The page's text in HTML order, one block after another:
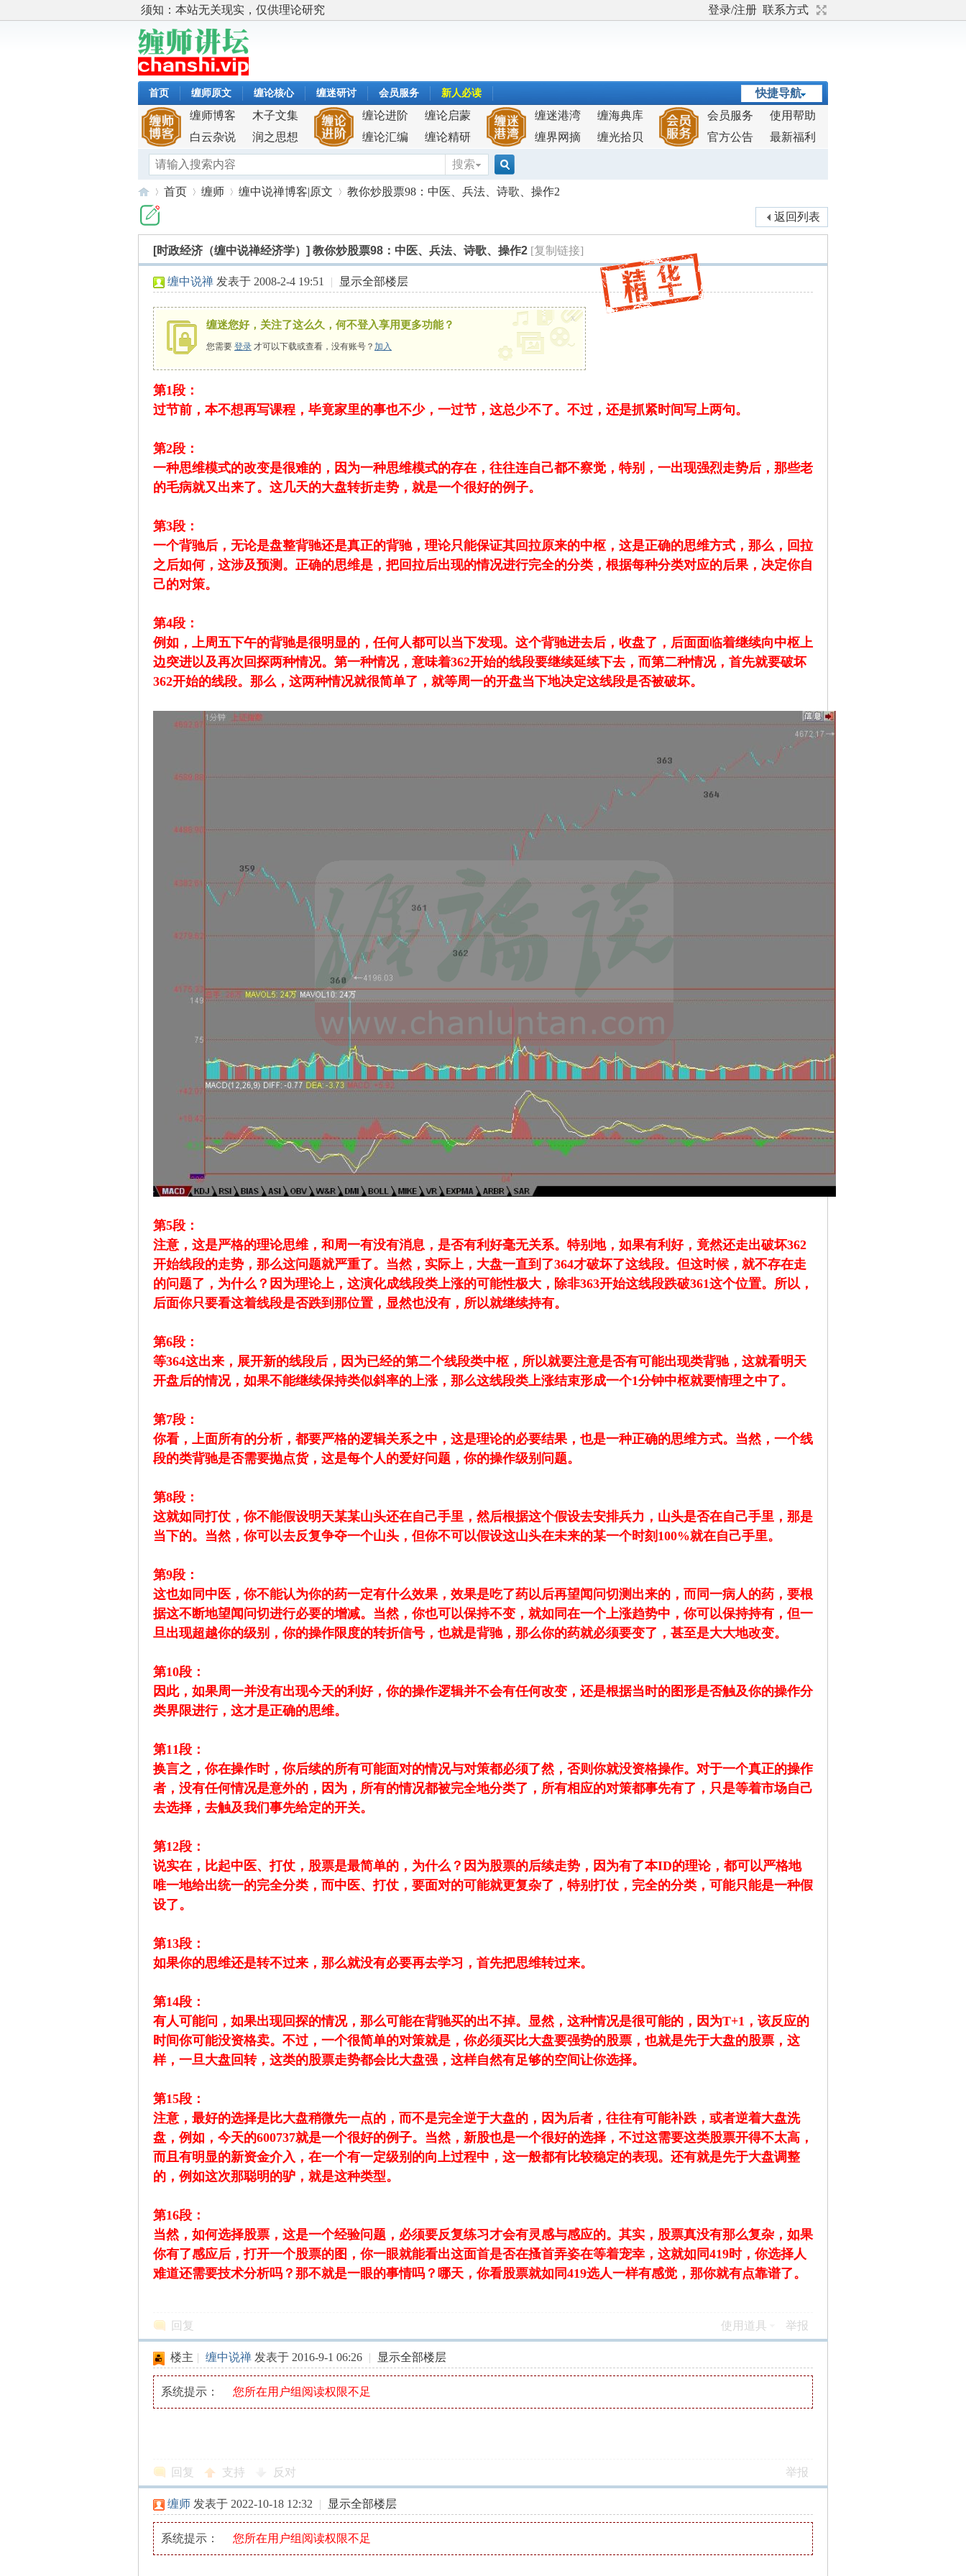
须知：本站无关现实，仅供理论研究 登录/注册 联系方式
快捷导航
首页 缠师原文 缠论核心 缠迷研讨 会员服务 新人必读
缠师博客
木子文集
白云杂说
润之思想
缠论进阶
缠论启蒙
缠论汇编
缠论精研
缠迷港湾
缠海典库
缠界网摘
缠光拾贝
会员服务
使用帮助
官方公告
最新福利
搜索
搜
索
首页
›
缠师
›
缠中说禅博客|原文
›
教你炒股票98：中医、兵法、诗歌、操作2
返回列表
[时政经济（缠中说禅经济学）] 教你炒股票98：中医、兵法、诗歌、操作2 [复制链接]
缠中说禅 发表于 2008-2-4 19:51 | 显示全部楼层
缠迷您好，关注了这么久，何不登入享用更多功能？
您需要 登录 才可以下载或查看，没有账号？ 加入
x
第1段：
过节前，本不想再写课程，毕竟家里的事也不少，一过节，这总少不了。不过，还是抓紧时间写上两句。
第2段：
一种思维模式的改变是很难的，因为一种思维模式的存在，往往连自己都不察觉，特别，一出现强烈走势后，那些老
的毛病就又出来了。这几天的大盘转折走势，就是一个很好的例子。
第3段：
一个背驰后，无论是盘整背驰还是真正的背驰，理论只能保证其回拉原来的中枢，这是正确的思维方式，那么，回拉
之后如何，这涉及预测。正确的思维是，把回拉后出现的情况进行完全的分类，根据每种分类对应的后果，决定你自
己的对策。
第4段：
例如，上周五下午的背驰是很明显的，任何人都可以当下发现。这个背驰进去后，收盘了，后面面临着继续向中枢上
边突进以及再次回探两种情况。第一种情况，意味着362开始的线段要继续延续下去，而第二种情况，首先就要破坏
362开始的线段。那么，这两种情况就很简单了，就等周一的开盘当下地决定这线段是否被破坏。
第5段：
注意，这是严格的理论思维，和周一有没有消息，是否有利好毫无关系。特别地，如果有利好，竟然还走出破坏362
开始线段的走势，那么这问题就严重了。当然，实际上，大盘一直到了364才破坏了这线段。但这时候，就不存在走
的问题了，为什么？因为理论上，这演化成线段类上涨的可能性极大，除非363开始这线段跌破361这个位置。所以，
后面你只要看这着线段是否跌到那位置，显然也没有，所以就继续持有。
第6段：
等364这出来，展开新的线段后，因为已经的第二个线段类中枢，所以就要注意是否有可能出现类背驰，这就看明天
开盘后的情况，如果不能继续保持类似斜率的上涨，那么这线段类上涨结束形成一个1分钟中枢就要情理之中了。
第7段：
你看，上面所有的分析，都要严格的逻辑关系之中，这是理论的必要结果，也是一种正确的思维方式。当然，一个线
段的类背驰是否需要抛点货，这是每个人的爱好问题，你的操作级别问题。
第8段：
这就如同打仗，你不能假设明天某某山头还在自己手里，然后根据这个假设去安排兵力，山头是否在自己手里，那是
当下的。当然，你可以去反复争夺一个山头，但你不可以假设这山头在未来的某一个时刻100%就在自己手里。
第9段：
这也如同中医，你不能认为你的药一定有什么效果，效果是吃了药以后再望闻问切测出来的，而同一病人的药，要根
据这不断地望闻问切进行必要的增减。当然，你也可以保持不变，就如同在一个上涨趋势中，你可以保持持有，但一
旦出现超越你的级别，你的操作限度的转折信号，也就是背驰，那么你的药就必须要变了，甚至是大大地改变。
第10段：
因此，如果周一并没有出现今天的利好，你的操作逻辑并不会有任何改变，还是根据当时的图形是否触及你的操作分
类界限进行，这才是正确的思维。
第11段：
换言之，你在操作时，你后续的所有可能面对的情况与对策都必须了然，否则你就没资格操作。对于一个真正的操作
者，没有任何情况是意外的，因为，所有的情况都被完全地分类了，所有相应的对策都事先有了，只是等着市场自己
去选择，去触及我们事先给定的开关。
第12段：
说实在，比起中医、打仗，股票是最简单的，为什么？因为股票的后续走势，因为有了本ID的理论，都可以严格地
唯一地给出统一的完全分类，而中医、打仗，要面对的可能就更复杂了，特别打仗，完全的分类，可能只能是一种假
设了。
第13段：
如果你的思维还是转不过来，那么就没有必要再去学习，首先把思维转过来。
第14段：
有人可能问，如果出现回探的情况，那么可能在背驰买的出不掉。显然，这种情况是很可能的，因为T+1，该反应的
时间你可能没资格卖。不过，一个很简单的对策就是，你必须买比大盘要强势的股票，也就是先于大盘的股票，这
样，一旦大盘回转，这类的股票走势都会比大盘强，这样自然有足够的空间让你选择。
第15段：
注意，最好的选择是比大盘稍微先一点的，而不是完全逆于大盘的，因为后者，往往有可能补跌，或者逆着大盘洗
盘，例如，今天的600737就是一个很好的例子。当然，新股也是一个很好的选择，不过这需要这类股票开得不太高，
而且有明显的新资金介入，在一个有一定级别的向上过程中，这一般都有比较稳定的表现。还有就是先于大盘调整
的，例如这次那聪明的驴，就是这种类型。
第16段：
当然，如何选择股票，这是一个经验问题，必须要反复练习才会有灵感与感应的。其实，股票真没有那么复杂，如果
你有了感应后，打开一个股票的图，你一眼就能看出这面首是否在搔首弄姿在等着宠幸，这就如同419时，你选择人
难道还需要技术分析吗？那不就是一眼的事情吗？哪天，你看股票就如同419选人一样有感觉，那你就有点靠谱了。
回复 使用道具 举报
楼主 | 缠中说禅 发表于 2016-9-1 06:26 | 显示全部楼层
系统提示： 您所在用户组阅读权限不足
回复 支持 反对 举报
缠师 发表于 2022-10-18 12:32 | 显示全部楼层
系统提示： 您所在用户组阅读权限不足